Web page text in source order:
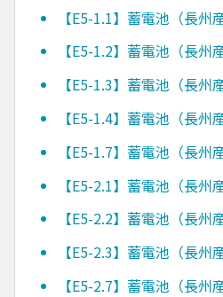
【E5-1.1】蓄電池（長州
【E5-1.2】蓄電池（長州
【E5-1.3】蓄電池（長州
【E5-1.4】蓄電池（長州
【E5-1.7】蓄電池（長州
【E5-2.1】蓄電池（長州
【E5-2.2】蓄電池（長州
【E5-2.3】蓄電池（長州
【E5-2.7】蓄電池（長州